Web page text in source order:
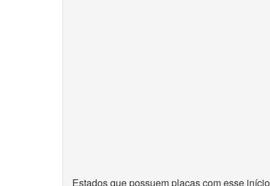
Estados que possuem placas com esse início